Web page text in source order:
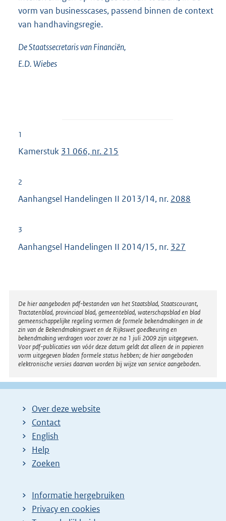
vorm van businesscases, passend binnen de context
van handhavingsregie.
De Staatssecretaris van Financiën,
E.D.Wiebes
1
Kamerstuk 31 066, nr. 215
2
Aanhangsel Handelingen II 2013/14, nr. 2088
3
Aanhangsel Handelingen II 2014/15, nr. 327
Disclaimer
De hier aangeboden pdf-bestanden van het Staatsblad, Staatscourant,
Tractatenblad, provinciaal blad, gemeenteblad, waterschapsblad en blad
gemeenschappelijke regeling vormen de formele bekendmakingen in de
zin van de Bekendmakingswet en de Rijkswet goedkeuring en
bekendmaking verdragen voor zover ze na 1 juli 2009 zijn uitgegeven.
Voor pdf-publicaties van vóór deze datum geldt dat alleen de in papieren
vorm uitgegeven bladen formele status hebben; de hier aangeboden
elektronische versies daarvan worden bij wijze van service aangeboden.
Over deze website
Contact
English
Help
Zoeken
Informatie hergebruiken
Privacy en cookies